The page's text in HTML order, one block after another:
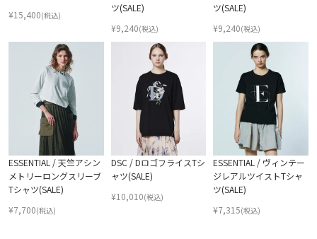
¥15,400(税込)
ツ(SALE)
¥9,240(税込)
ツ(SALE)
¥9,240(税込)
ESSENTIAL / 天竺アシン
メトリーロングスリーブ
Tシャツ(SALE)
¥7,700(税込)
DSC / DロゴフライスTシ
ャツ(SALE)
¥10,010(税込)
ESSENTIAL / ヴィンテー
ジレアルツイストTシャ
ツ(SALE)
¥7,315(税込)